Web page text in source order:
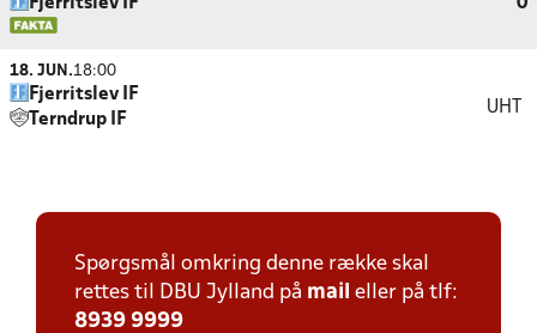
Fjerritslev IF 0
18. JUN.18:00
Fjerritslev IF
Terndrup IF
UHT
Spørgsmål omkring denne række skal
rettes til DBU Jylland på mail eller på tlf:
8939 9999